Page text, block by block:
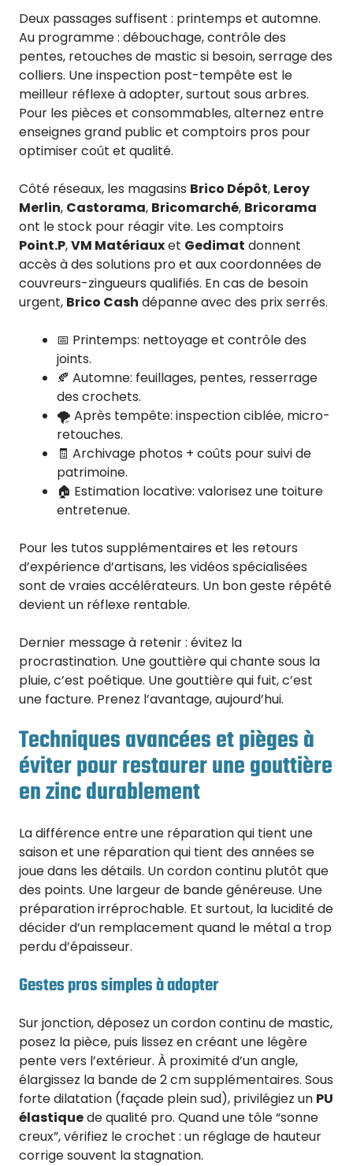
Deux passages suffisent : printemps et automne.
Au programme : débouchage, contrôle des
pentes, retouches de mastic si besoin, serrage des
colliers. Une inspection post-tempête est le
meilleur réflexe à adopter, surtout sous arbres.
Pour les pièces et consommables, alternez entre
enseignes grand public et comptoirs pros pour
optimiser coût et qualité.
Côté réseaux, les magasins Brico Dépôt, Leroy
Merlin, Castorama, Bricomarché, Bricorama
ont le stock pour réagir vite. Les comptoirs
Point.P,VM Matériauxet Gedimat donnent
accès à des solutions pro et aux coordonnées de
couvreurs-zingueurs qualifiés. En cas de besoin
urgent, Brico Cash dépanne avec des prix serrés.
📅 Printemps: nettoyage et contrôle des
joints.
🍂 Automne: feuillages, pentes, resserrage
des crochets.
🌪️ Après tempête: inspection ciblée, micro-
retouches.
🧾 Archivage photos + coûts pour suivi de
patrimoine.
🏠 Estimation locative: valorisez une toiture
entretenue.
Pour les tutos supplémentaires et les retours
d’expérience d’artisans, les vidéos spécialisées
sont de vraies accélérateurs. Un bon geste répété
devient un réflexe rentable.
Dernier message à retenir : évitez la
procrastination. Une gouttière qui chante sous la
pluie, c’est poétique. Une gouttière qui fuit, c’est
une facture. Prenez l’avantage, aujourd’hui.
Techniques avancées et pièges à
éviter pour restaurer une gouttière
en zinc durablement
La différence entre une réparation qui tient une
saison et une réparation qui tient des années se
joue dans les détails. Un cordon continu plutôt que
des points. Une largeur de bande généreuse. Une
préparation irréprochable. Et surtout, la lucidité de
décider d’un remplacement quand le métal a trop
perdu d’épaisseur.
Gestes pros simples à adopter
Sur jonction, déposez un cordon continu de mastic,
posez la pièce, puis lissez en créant une légère
pente vers l’extérieur. À proximité d’un angle,
élargissez la bande de 2 cm supplémentaires. Sous
forte dilatation (façade plein sud), privilégiez un PU
élastiquede qualité pro. Quand une tôle “sonne
creux”, vérifiez le crochet : un réglage de hauteur
corrige souvent la stagnation.